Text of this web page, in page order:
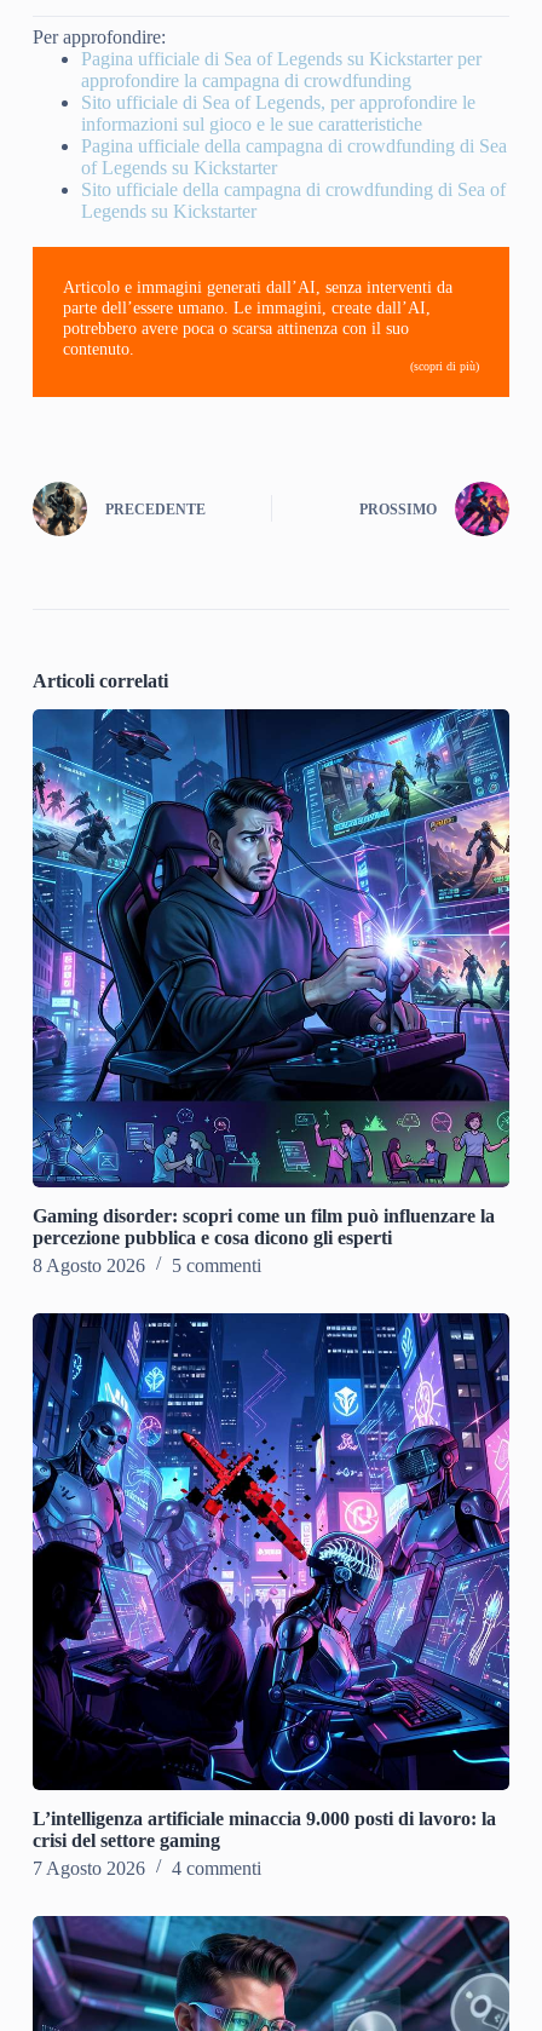
Per approfondire:
Pagina ufficiale di Sea of Legends su Kickstarter per
approfondire la campagna di crowdfunding
Sito ufficiale di Sea of Legends, per approfondire le
informazioni sul gioco e le sue caratteristiche
Pagina ufficiale della campagna di crowdfunding di Sea
of Legends su Kickstarter
Sito ufficiale della campagna di crowdfunding di Sea of
Legends su Kickstarter
Articolo e immagini generati dall’AI, senza interventi da
parte dell’essere umano. Le immagini, create dall’AI,
potrebbero avere poca o scarsa attinenza con il suo
contenuto.
(scopri di più)
PRECEDENTE PROSSIMO
Articoli correlati
Gaming disorder: scopri come un film può influenzare la
percezione pubblica e cosa dicono gli esperti
8 Agosto 2026
5 commenti
L’intelligenza artificiale minaccia 9.000 posti di lavoro: la
crisi del settore gaming
7 Agosto 2026
4 commenti